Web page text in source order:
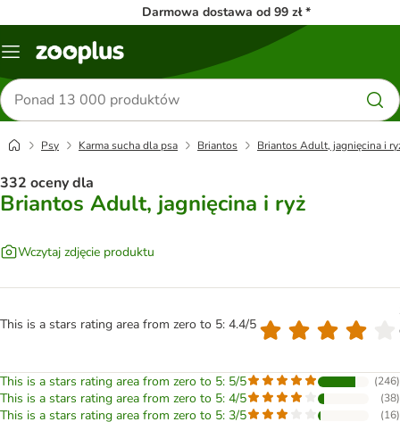
Darmowa dostawa od 99 zł *
Menu
Szukaj
produktów
Psy Karma sucha dla psa Briantos Briantos Adult, jagnięcina i
332 oceny dla
Briantos Adult, jagnięcina i ryż
Wczytaj zdjęcie produktu
This is a stars rating area from zero to 5: 4.4/5
This is a stars rating area from zero to 5: 5/5 (246)
This is a stars rating area from zero to 5: 4/5 (38)
This is a stars rating area from zero to 5: 3/5 (16)